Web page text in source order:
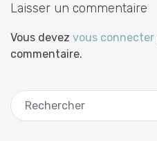
Laisser un commentaire
Vous devez vous connecter
commentaire.